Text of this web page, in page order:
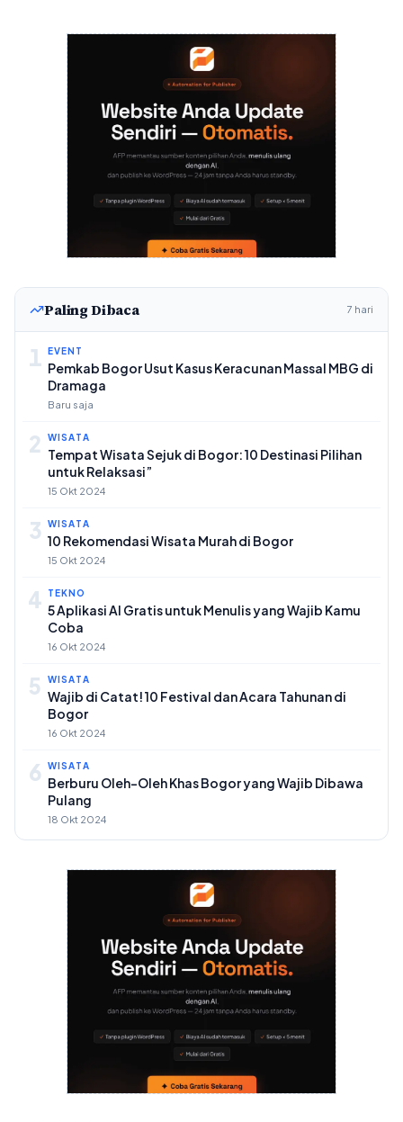
Paling Dibaca 7 hari
1 EVENT
Pemkab Bogor Usut Kasus Keracunan Massal MBG di
Dramaga
Baru saja
2 WISATA
Tempat Wisata Sejuk di Bogor: 10 Destinasi Pilihan
untuk Relaksasi”
15 Okt 2024
3 WISATA
10 Rekomendasi Wisata Murah di Bogor
15 Okt 2024
4 TEKNO
5 Aplikasi AI Gratis untuk Menulis yang Wajib Kamu
Coba
16 Okt 2024
5 WISATA
Wajib di Catat! 10 Festival dan Acara Tahunan di
Bogor
16 Okt 2024
6 WISATA
Berburu Oleh-Oleh Khas Bogor yang Wajib Dibawa
Pulang
18 Okt 2024